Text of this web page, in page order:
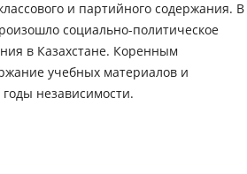
и партийного содержания. В
социально-политическое
в Казахстане. Коренным
учебных материалов и
независимости.